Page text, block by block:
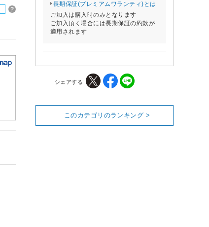
長期保証(プレミアムワランティ)とは
ご加入は購入時のみとなります
ご加入頂く場合には長期保証の約款が
適用されます
シェアする
このカテゴリのランキング >